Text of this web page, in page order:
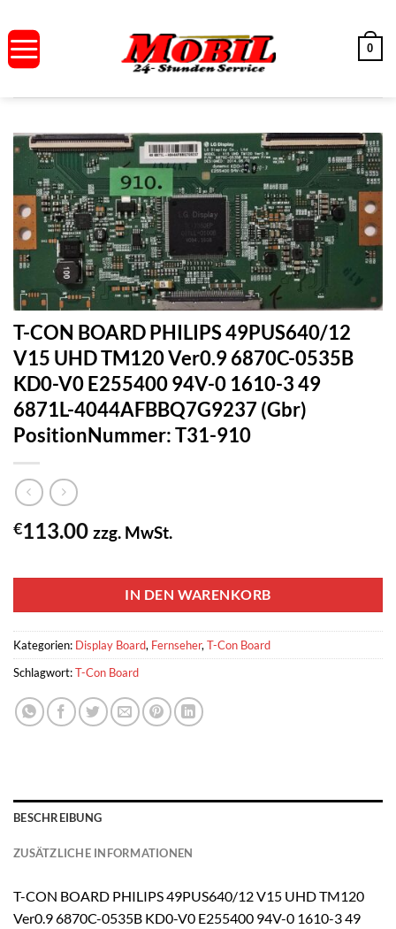
Inhalt
springen
0
T-CON BOARD PHILIPS 49PUS640/12
V15 UHD TM120 Ver0.9 6870C-0535B
KD0-V0 E255400 94V-0 1610-3 49
6871L-4044AFBBQ7G9237 (Gbr)
PositionNummer: T31-910
€113.00 zzg. MwSt.
IN DEN WARENKORB
Kategorien: Display Board, Fernseher, T-Con Board
Schlagwort:T-Con Board
BESCHREIBUNG
ZUSÄTZLICHE INFORMATIONEN
T-CON BOARD PHILIPS 49PUS640/12 V15 UHD TM120
Ver0.9 6870C-0535B KD0-V0 E255400 94V-0 1610-3 49